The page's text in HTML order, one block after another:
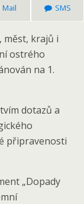
Mail SMS
měst, krajů i
ostrého
na 1.
dotazů a
připravenosti
„Dopady